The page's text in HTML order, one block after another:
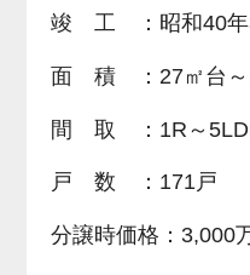
竣 工 ：昭和40年
面 積 ：27㎡台～
間 取 ：1R～
戸 数 ：171戸
分譲時価格：3,000